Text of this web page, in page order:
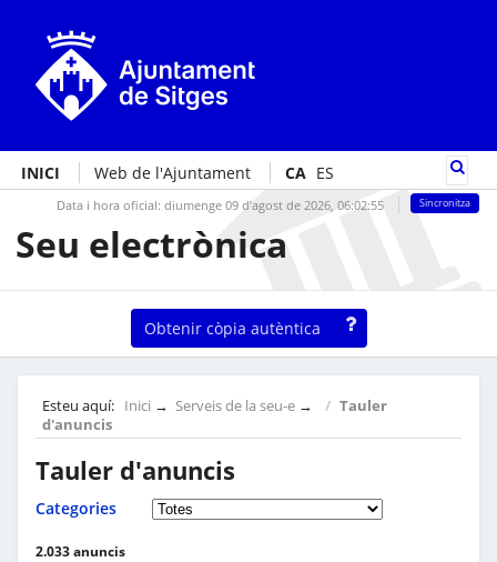
INICI Web de l'Ajuntament CA ES
Data i hora oficial: diumenge 09 d’agost de 2026, 06:02:55 Sincronitza
Seu electrònica
Obtenir còpia autèntica
Esteu aquí: Inici →Serveis de la seu-e →
Tauler
d'anuncis
Tauler d'anuncis
Categories
2.033 anuncis